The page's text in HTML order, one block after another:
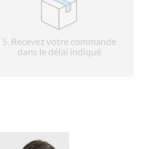
5. Recevez votre commande
dans le délai indiqué